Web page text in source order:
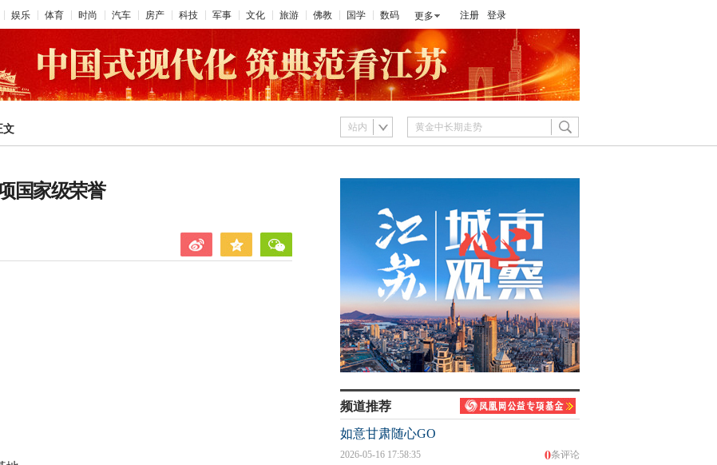
娱乐 体育 时尚 汽车 房产 科技 军事 文化 旅游 佛教 国学 数码 更多 注册 登录
文 站内
国家级荣誉
频道推荐
如意甘肃随心GO
0条评论
2026-05-16 17:58:35